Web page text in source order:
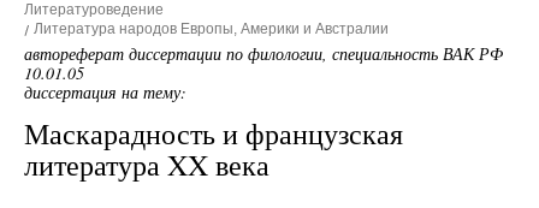
Литературоведение
Литература народов Европы, Америки и Австралии
автореферат диссертации по филологии, специальность ВАК РФ
10.01.05
диссертация на тему:
Маскарадность и французская
литература XX века